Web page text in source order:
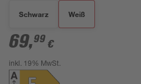
Schwarz Weiß
69,99 €
inkl. 19% MwSt.